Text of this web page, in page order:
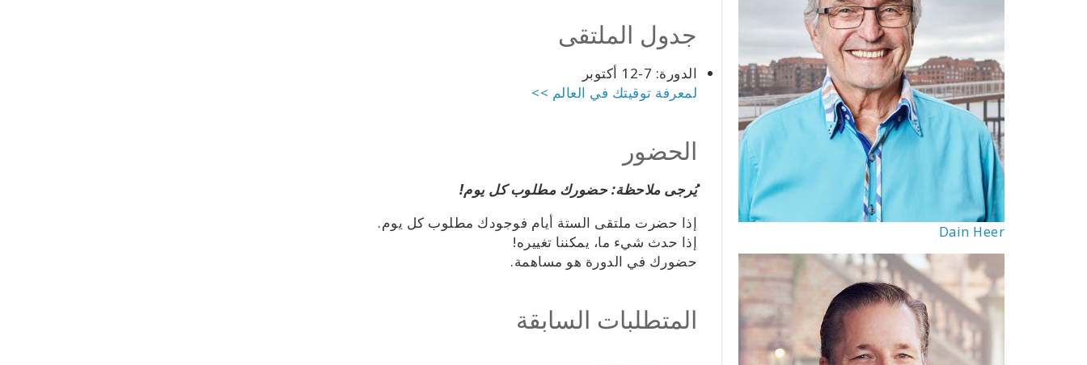
جدول الملتقى
الدورة: 7-12 أكتوبر
لمعرفة توقيتك في العالم >>
الحضور
يُرجى ملاحظة: حضورك مطلوب كل يوم!
إذا حضرت ملتقى الستة أيام فوجودك مطلوب كل يوم.
إذا حدث شيء ما، يمكننا تغييره!
حضورك في الدورة هو مساهمة.
المتطلبات السابقة
Dain Heer